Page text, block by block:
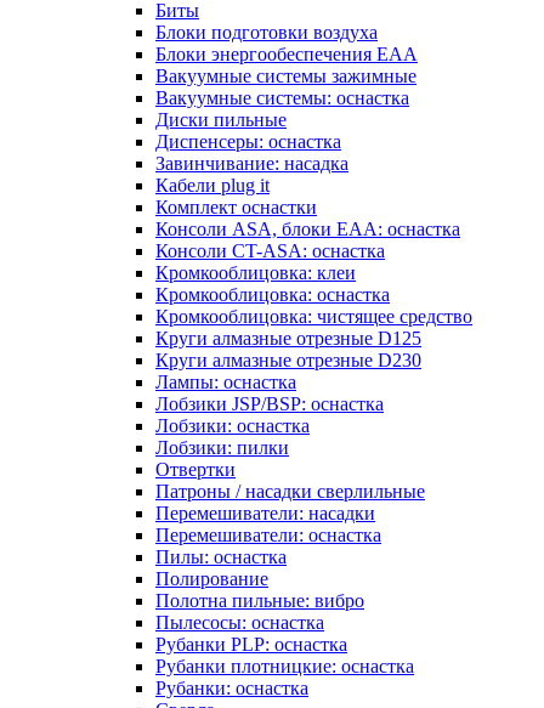
Биты
Блоки подготовки воздуха
Блоки энергообеспечения EAA
Вакуумные системы зажимные
Вакуумные системы: оснастка
Диски пильные
Диспенсеры: оснастка
Завинчивание: насадка
Кабели plug it
Комплект оснастки
Консоли ASA, блоки EAA: оснастка
Консоли CT-ASA: оснастка
Кромкооблицовка: клеи
Кромкооблицовка: оснастка
Кромкооблицовка: чистящее средство
Круги алмазные отрезные D125
Круги алмазные отрезные D230
Лампы: оснастка
Лобзики JSP/BSP: оснастка
Лобзики: оснастка
Лобзики: пилки
Отвертки
Патроны / насадки сверлильные
Перемешиватели: насадки
Перемешиватели: оснастка
Пилы: оснастка
Полирование
Полотна пильные: вибро
Пылесосы: оснастка
Рубанки PLP: оснастка
Рубанки плотницкие: оснастка
Рубанки: оснастка